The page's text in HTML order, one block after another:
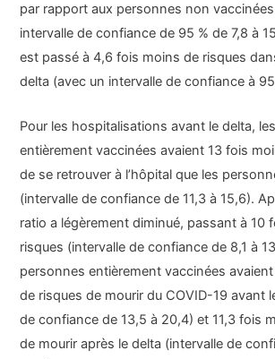
par rapport aux personnes non
intervalle de confiance de 95 % de 7,8 à
est passé à 4,6 fois moins de risques
delta (avec un intervalle de confiance à
Pour les hospitalisations avant le delta,
entièrement vaccinées avaient 13 fois
de se retrouver à l’hôpital que les
(intervalle de confiance de 11,3 à 15,6).
ratio a légèrement diminué, passant à 10
risques (intervalle de confiance de 8,1 à
personnes entièrement vaccinées
de risques de mourir du COVID-19 avant
de confiance de 13,5 à 20,4) et 11,3 fois
de mourir après le delta (intervalle de